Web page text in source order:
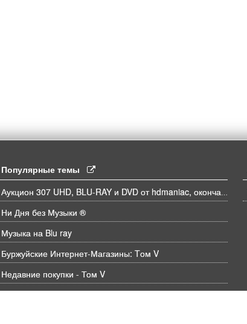
Популярные темы
Ни Дня без Музыки ®
Музыка на Blu ray
Буржуйские Интернет-Магазины: Tом V
Недавние покупки - Том V